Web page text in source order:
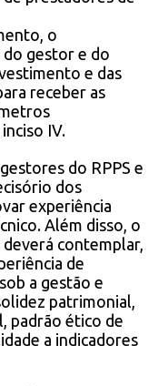
o
do gestor e do
e das
receber as
IV.
do RPPS e
dos
experiência
Além disso, o
contemplar,
de
a gestão e
patrimonial,
padrão ético de
a indicadores